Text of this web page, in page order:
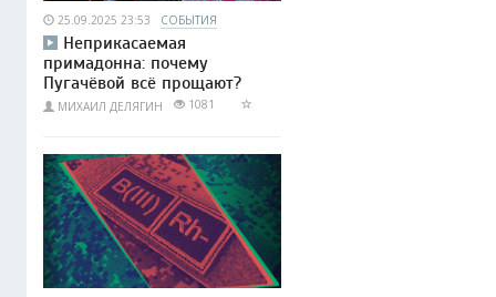
25.09.2025 23:53 СОБЫТИЯ
Неприкасаемая
примадонна: почему
Пугачёвой всё прощают?
МИХАИЛ ДЕЛЯГИН 1081